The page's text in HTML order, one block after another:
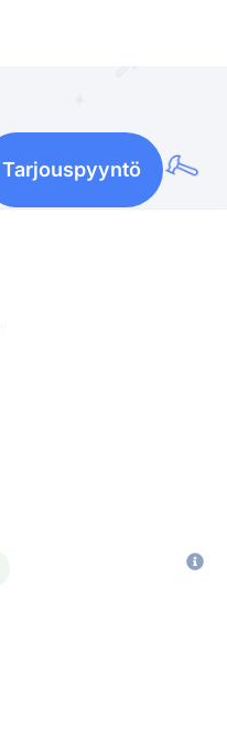
Tarjouspyyntö